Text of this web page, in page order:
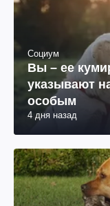
Социум
Вы – ее
указывают
особым
4 дня назад